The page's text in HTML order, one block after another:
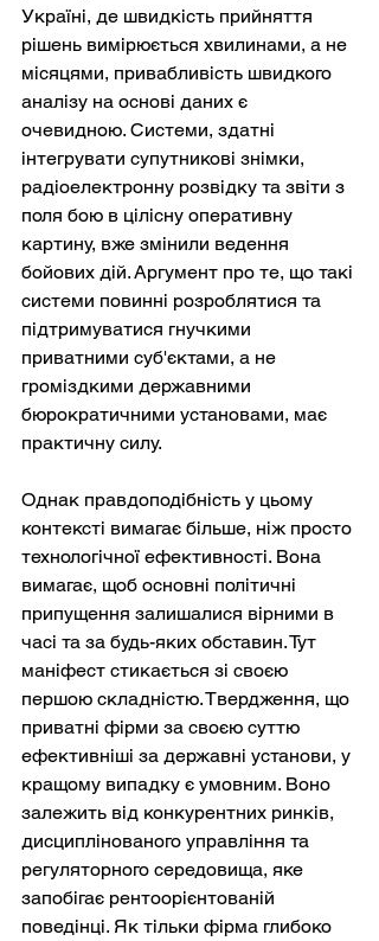
Україні, де швидкість прийняття
рішень вимірюється хвилинами, а не
місяцями, привабливість швидкого
аналізу на основі даних є
очевидною. Системи, здатні
інтегрувати супутникові знімки,
радіоелектронну розвідку та звіти з
поля бою в цілісну оперативну
картину, вже змінили ведення
бойових дій. Аргумент про те, що такі
системи повинні розроблятися та
підтримуватися гнучкими
приватними суб'єктами, а не
громіздкими державними
бюрократичними установами, має
практичну силу.
Однак правдоподібність у цьому
контексті вимагає більше, ніж просто
технологічної ефективності. Вона
вимагає, щоб основні політичні
припущення залишалися вірними в
часі та за будь-яких обставин. Тут
маніфест стикається зі своєю
першою складністю. Твердження, що
приватні фірми за своєю суттю
ефективніші за державні установи, у
кращому випадку є умовним. Воно
залежить від конкурентних ринків,
дисциплінованого управління та
регуляторного середовища, яке
запобігає рентоорієнтованій
поведінці. Як тільки фірма глибоко